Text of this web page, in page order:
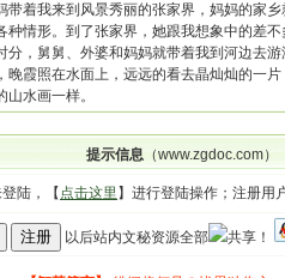
带着我来到风景秀丽的张家界，妈妈的家
种情形。到了张家界，她跟我想象中的差
分，舅舅、外婆和妈妈就带着我到河边去
晚霞照在水面上，远远的看去晶灿灿的一
水画一样。
提示信息 （www.zgdoc.com）
陆，【 点击这里 】进行登陆操作；注册用
以后站内文秘资源全部 共享！